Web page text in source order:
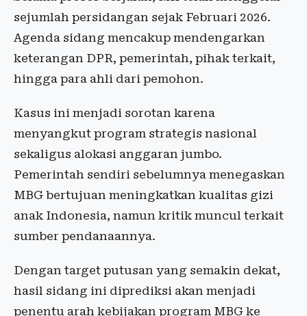
sejumlah persidangan sejak Februari 2026.
Agenda sidang mencakup mendengarkan
keterangan DPR, pemerintah, pihak terkait,
hingga para ahli dari pemohon.
Kasus ini menjadi sorotan karena
menyangkut program strategis nasional
sekaligus alokasi anggaran jumbo.
Pemerintah sendiri sebelumnya menegaskan
MBG bertujuan meningkatkan kualitas gizi
anak Indonesia, namun kritik muncul terkait
sumber pendanaannya.
Dengan target putusan yang semakin dekat,
hasil sidang ini diprediksi akan menjadi
penentu arah kebijakan program MBG ke